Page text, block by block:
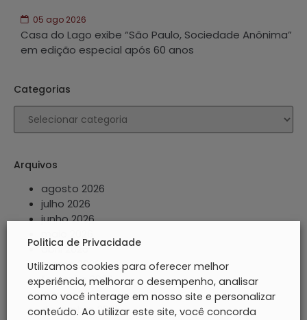
05 ago 2026
Casa do Lago exibe “São Paulo, Sociedade Anônima”
em edição especial após 60 anos
Categorias
Arquivos
agosto 2026
julho 2026
junho 2026
abril 2026
março 2026
fevereiro 2026
janeiro 2026
dezembro 2025
Politica de Privacidade
Utilizamos cookies para oferecer melhor
experiência, melhorar o desempenho, analisar
como você interage em nosso site e personalizar
conteúdo. Ao utilizar este site, você concorda